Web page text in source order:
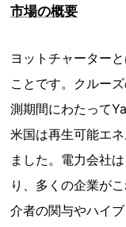
市場の概要
ヨットチャーター
ことです。クルー
測期間にわたって
米国は再生可能エ
ました。電力会社
り、多くの企業が
介者の関与やハイ